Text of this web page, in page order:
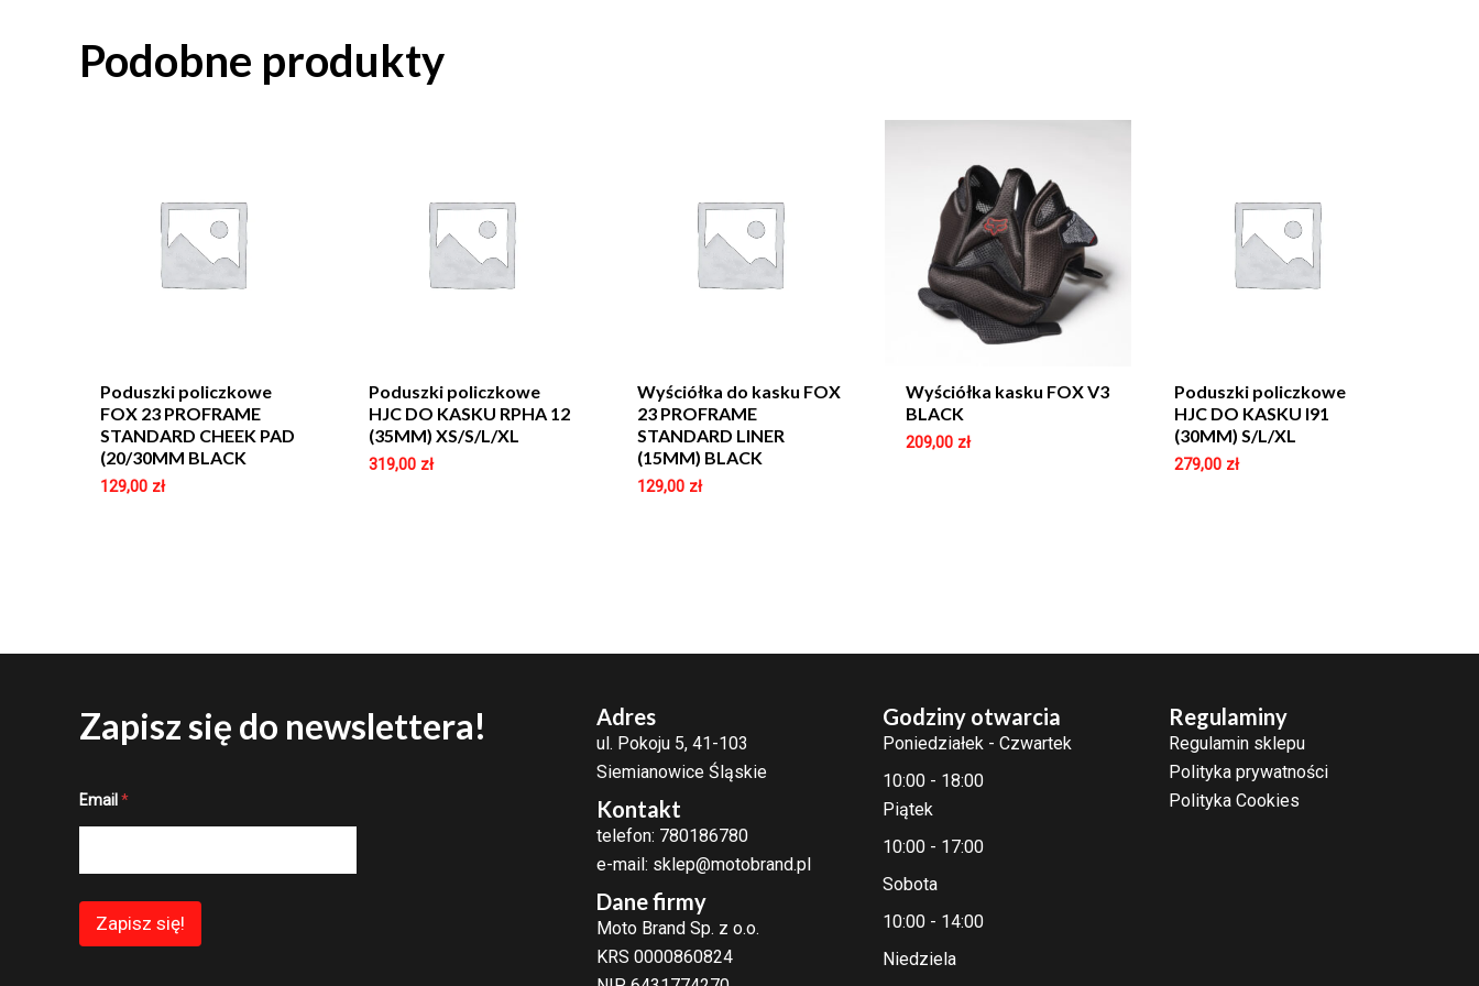
Podobne produkty
Poduszki policzkowe
FOX 23 PROFRAME
STANDARD CHEEK PAD
(20/30MM BLACK
129,00 zł
Poduszki policzkowe
HJC DO KASKU RPHA 12
(35MM) XS/S/L/XL
319,00 zł
Wyściółka do kasku FOX
23 PROFRAME
STANDARD LINER
(15MM) BLACK
129,00 zł
Wyściółka kasku FOX V3
BLACK
209,00 zł
Poduszki policzkowe
HJC DO KASKU I91
(30MM) S/L/XL
279,00 zł
Zapisz się do newslettera!
E
l
Email *
Zapisz się!
Adres
ul. Pokoju 5, 41-103
Siemianowice Śląskie
Kontakt
telefon: 780186780
e-mail: sklep@motobrand.pl
Dane firmy
Moto Brand Sp. z o.o.
KRS 0000860824
Godziny otwarcia
Poniedziałek - Czwartek
10:00 - 18:00
Piątek
10:00 - 17:00
Sobota
10:00 - 14:00
Niedziela
Regulaminy
Regulamin sklepu
Polityka prywatności
Polityka Cookies